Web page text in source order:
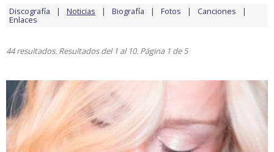
Discografía Noticias Biografía Fotos Canciones
Enlaces
44 resultados. Resultados del 1 al 10. Página 1 de 5